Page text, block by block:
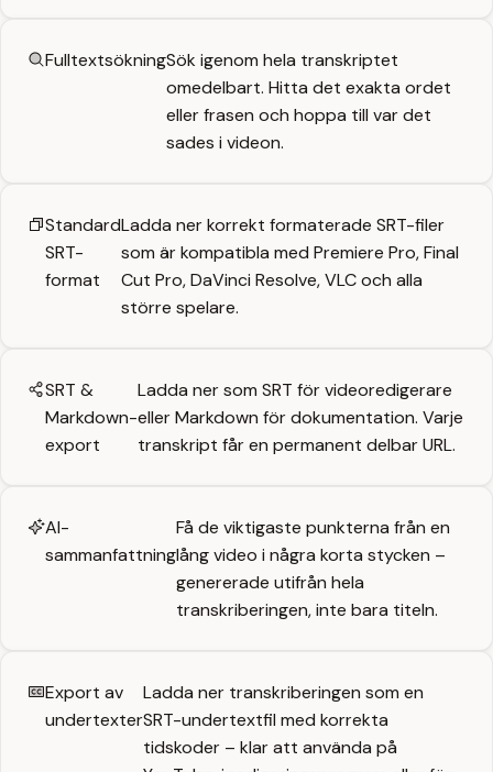
FulltextsökningSök igenom hela transkriptet
omedelbart. Hitta det exakta ordet
eller frasen och hoppa till var det
sades i videon.
Standard
SRT-
format
Ladda ner korrekt formaterade SRT-filer
som är kompatibla med Premiere Pro, Final
Cut Pro, DaVinci Resolve, VLC och alla
större spelare.
SRT &
Markdown-
export
Ladda ner som SRT för videoredigerare
eller Markdown för dokumentation. Varje
transkript får en permanent delbar URL.
AI-
sammanfattning
Få de viktigaste punkterna från en
lång video i några korta stycken –
genererade utifrån hela
transkriberingen, inte bara titeln.
Export av
undertexter
Ladda ner transkriberingen som en
SRT-undertextfil med korrekta
tidskoder – klar att använda på